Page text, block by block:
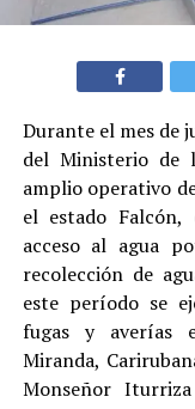
Durante el mes de
del Ministerio de
amplio operativo
el estado
acceso al agua
recolección de
este período se
fugas y averías
Miranda,
Monseñor